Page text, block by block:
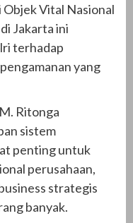
Vital Nasional
Jakarta ini
terhadap
yang
Ritonga
sistem
penting untuk
perusahaan,
strategis
banyak.